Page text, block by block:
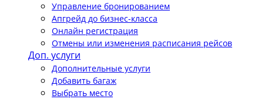
Управление бронированием
Апгрейд до бизнес-класса
Онлайн регистрация
Отмены или изменения расписания рейсов
Доп. услуги
Дополнительные услуги
Добавить багаж
Выбрать место